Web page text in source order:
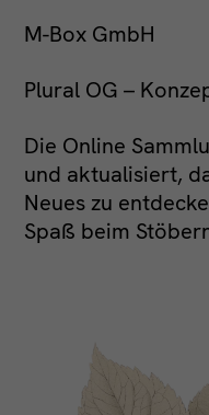
M-Box GmbH
Plural OG –
Die Online
und aktualisiert,
Neues zu
Spaß beim